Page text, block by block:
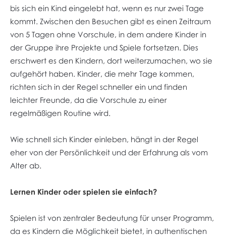
bis sich ein Kind eingelebt hat, wenn es nur zwei Tage
kommt. Zwischen den Besuchen gibt es einen Zeitraum
von 5 Tagen ohne Vorschule, in dem andere Kinder in
der Gruppe ihre Projekte und Spiele fortsetzen. Dies
erschwert es den Kindern, dort weiterzumachen, wo sie
aufgehört haben. Kinder, die mehr Tage kommen,
richten sich in der Regel schneller ein und finden
leichter Freunde, da die Vorschule zu einer
regelmäßigen Routine wird.
Wie schnell sich Kinder einleben, hängt in der Regel
eher von der Persönlichkeit und der Erfahrung als vom
Alter ab.
Lernen Kinder oder spielen sie einfach?
Spielen ist von zentraler Bedeutung für unser Programm,
da es Kindern die Möglichkeit bietet, in authentischen